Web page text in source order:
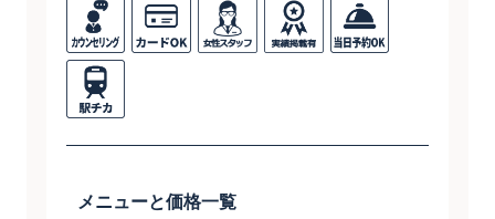
メニューと価格一覧